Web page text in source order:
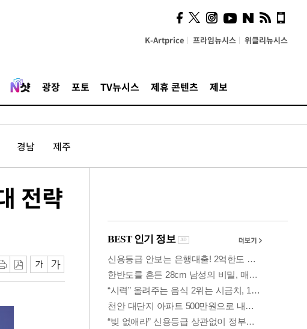
K-Artprice 프라임뉴시스 위클리뉴시스
광장 포토 TV뉴시스 제휴 콘텐츠 제보
경남 제주
전략
의견, 국토부·LH에 충실히
전달할 것"